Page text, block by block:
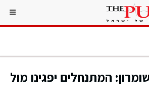
המתנחלים יפגינו מול